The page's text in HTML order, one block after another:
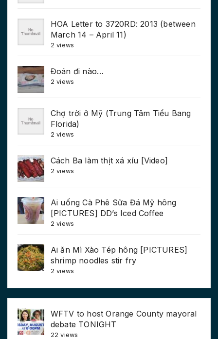
HOA Letter to 3720RD: 2013 (between
March 14 – April 11)
2 views
Đoán đi nào…
2 views
Chợ trời ở Mỹ (Trung Tâm Tiểu Bang
Florida)
2 views
Cách Ba làm thịt xá xíu [Video]
2 views
Ai uống Cà Phê Sữa Đá Mỹ hông
[PICTURES] DD’s Iced Coffee
2 views
Ai ăn Mì Xào Tép hông [PICTURES]
shrimp noodles stir fry
2 views
WFTV to host Orange County mayoral
debate TONIGHT
22 views